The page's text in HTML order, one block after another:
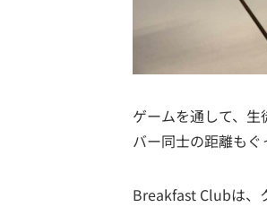
ゲームを通して、
バー同士の距離もぐ
Breakfast Clubは、